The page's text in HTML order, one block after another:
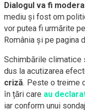
Dialogul va fi
mediu și fost om
vor putea fi urmărite
România și pe pagina
Schimbările climatice
dus la acutizarea
criză. Peste o treime
în țări care au
iar conform unui